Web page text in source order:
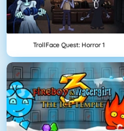
TrollFace Quest: Horror 1